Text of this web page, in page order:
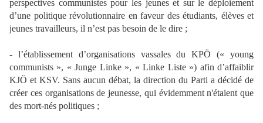
perspectives communistes pour les jeunes et sur le déploiement
d’une politique révolutionnaire en faveur des étudiants, élèves et
jeunes travailleurs, il n’est pas besoin de le dire ;
- l’établissement d’organisations vassales du KPÖ (« young
communists », « Junge Linke », « Linke Liste ») afin d’affaiblir
KJÖ et KSV. Sans aucun débat, la direction du Parti a décidé de
créer ces organisations de jeunesse, qui évidemment n'étaient que
des mort-nés politiques ;